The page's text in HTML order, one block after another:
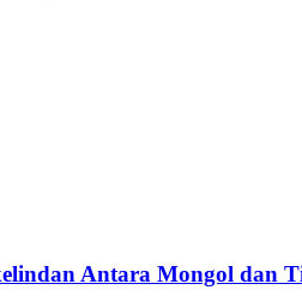
Antara Mongol dan